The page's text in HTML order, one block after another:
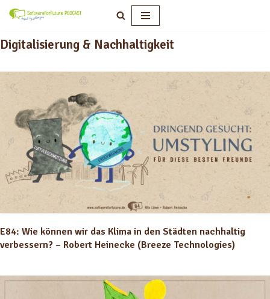
Inhalt
Digitalisierung & Nachhaltigkeit
E84: Wie können wir das Klima in den Städten nachhaltig
verbessern? – Robert Heinecke (Breeze Technologies)